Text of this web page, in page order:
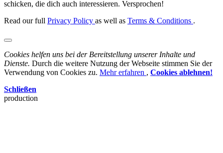
schicken, die dich auch interessieren. Versprochen!
Read our full Privacy Policy as well as Terms & Conditions .
Cookies helfen uns bei der Bereitstellung unserer Inhalte und
Dienste. Durch die weitere Nutzung der Webseite stimmen Sie der
Verwendung von Cookies zu. Mehr erfahren , Cookies ablehnen!
Schließen
production